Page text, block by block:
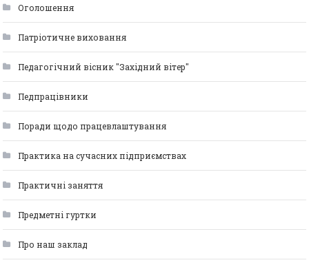
Оголошення
Патріотичне виховання
Педагогічний вісник "Західний вітер"
Педпрацівники
Поради щодо працевлаштування
Практика на сучасних підприємствах
Практичні заняття
Предметні гуртки
Про наш заклад